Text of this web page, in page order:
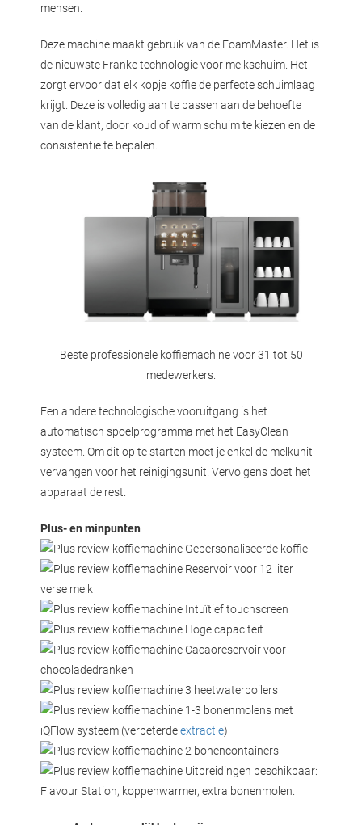
mensen.
Deze machine maakt gebruik van de FoamMaster. Het is
de nieuwste Franke technologie voor melkschuim. Het
zorgt ervoor dat elk kopje koffie de perfecte schuimlaag
krijgt. Deze is volledig aan te passen aan de behoefte
van de klant, door koud of warm schuim te kiezen en de
consistentie te bepalen.
Beste professionele koffiemachine voor 31 tot 50
medewerkers.
Een andere technologische vooruitgang is het
automatisch spoelprogramma met het EasyClean
systeem. Om dit op te starten moet je enkel de melkunit
vervangen voor het reinigingsunit. Vervolgens doet het
apparaat de rest.
Plus- en minpunten
Gepersonaliseerde koffie
Reservoir voor 12 liter
verse melk
Intuïtief touchscreen
Hoge capaciteit
Cacaoreservoir voor
chocoladedranken
3 heetwaterboilers
1-3 bonenmolens met
iQFlow systeem (verbeterdeextractie)
2 bonencontainers
Uitbreidingen beschikbaar:
Flavour Station, koppenwarmer, extra bonenmolen.